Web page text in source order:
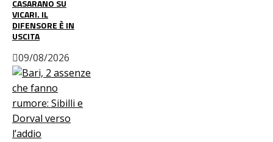
CASARANO SU
VICARI. IL
DIFENSORE È IN
USCITA
09/08/2026